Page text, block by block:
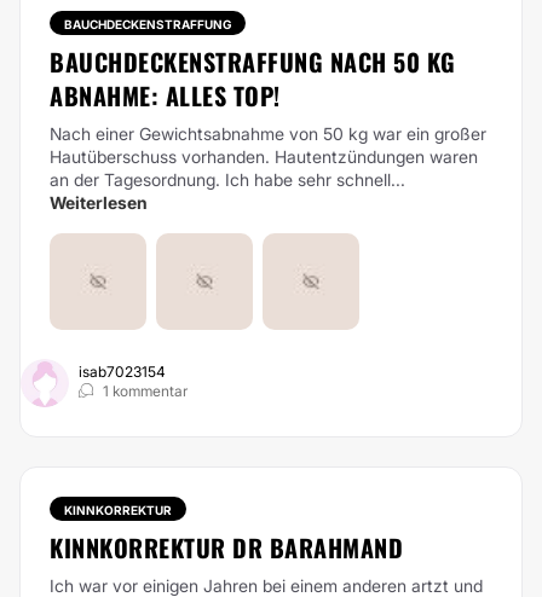
BAUCHDECKENSTRAFFUNG
BAUCHDECKENSTRAFFUNG NACH 50 KG
ABNAHME: ALLES TOP!
Nach einer Gewichtsabnahme von 50 kg war ein großer
Hautüberschuss vorhanden. Hautentzündungen waren
an der Tagesordnung. Ich habe sehr schnell...
Weiterlesen
isab7023154
1 kommentar
KINNKORREKTUR
KINNKORREKTUR DR BARAHMAND
Ich war vor einigen Jahren bei einem anderen artzt und